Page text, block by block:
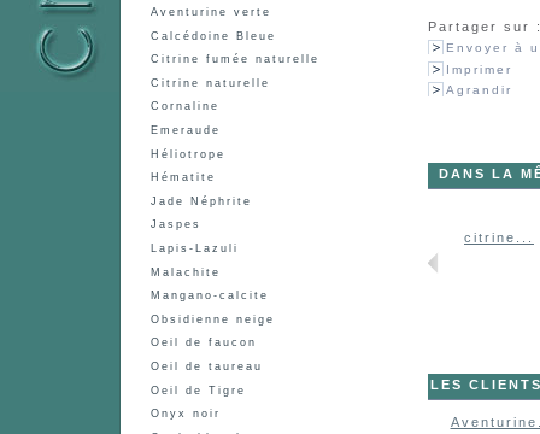
Aventurine verte
Calcédoine Bleue
Citrine fumée naturelle
Citrine naturelle
Cornaline
Emeraude
Héliotrope
Hématite
Jade Néphrite
Jaspes
Lapis-Lazuli
Malachite
Mangano-calcite
Obsidienne neige
Oeil de faucon
Oeil de taureau
Oeil de Tigre
Onyx noir
Partager sur
Envoyer à
Imprimer
Agrandir
DANS LA
citrine...
LES